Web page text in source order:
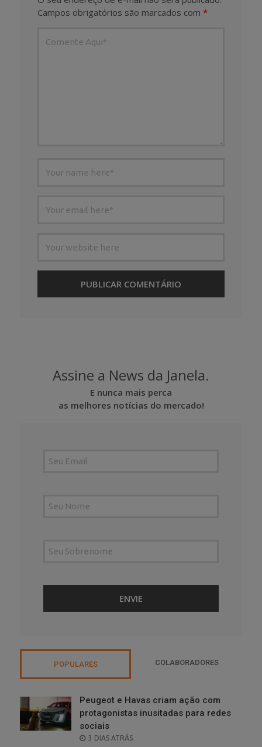
Campos obrigatórios são marcados com *
Assine a News da Janela.
E nunca mais perca
as melhores notícias do mercado!
POPULARES COLABORADORES
Peugeot e Havas criam ação com
protagonistas inusitadas para redes
sociais
POSTED
3 DIAS ATRÁS